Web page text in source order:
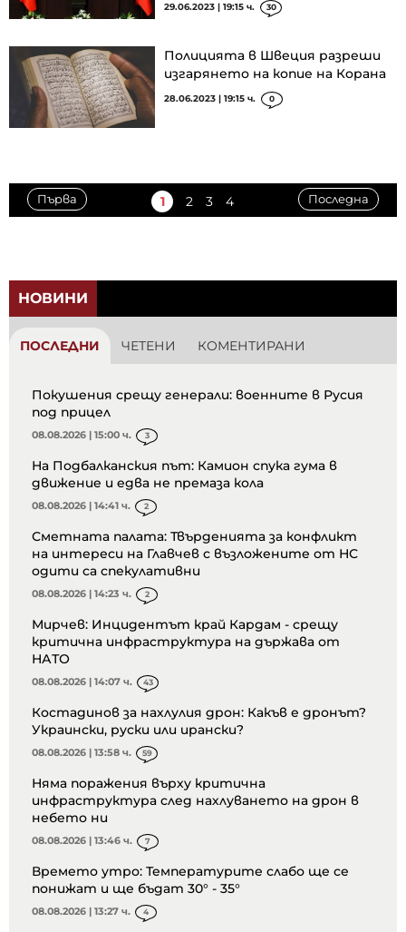
29.06.2023 | 19:15 ч. 30
Полицията в Швеция разреши
изгарянето на копие на Корана
28.06.2023 | 19:15 ч. 0
Първа 1 2 3 4 Последна
НОВИНИ
ПОСЛЕДНИ ЧЕТЕНИ КОМЕНТИРАНИ
Покушения срещу генерали: военните в Русия
под прицел
08.08.2026 | 15:00 ч. 3
На Подбалканския път: Камион спука гума в
движение и едва не премаза кола
08.08.2026 | 14:41 ч. 2
Сметната палата: Твърденията за конфликт
на интереси на Главчев с възложените от НС
одити са спекулативни
08.08.2026 | 14:23 ч. 2
Мирчев: Инцидентът край Кардам - срещу
критична инфраструктура на държава от
НАТО
08.08.2026 | 14:07 ч. 43
Костадинов за нахлулия дрон: Какъв е дронът?
Украински, руски или ирански?
08.08.2026 | 13:58 ч. 59
Няма поражения върху критична
инфраструктура след нахлуването на дрон в
небето ни
08.08.2026 | 13:46 ч. 7
Времето утро: Температурите слабо ще се
понижат и ще бъдат 30° - 35°
08.08.2026 | 13:27 ч. 4